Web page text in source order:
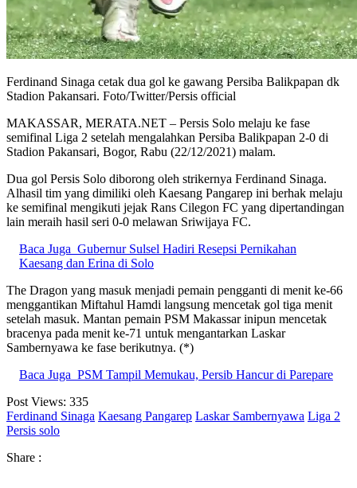
Ferdinand Sinaga cetak dua gol ke gawang Persiba Balikpapan dk
Stadion Pakansari. Foto/Twitter/Persis official
MAKASSAR, MERATA.NET – Persis Solo melaju ke fase
semifinal Liga 2 setelah mengalahkan Persiba Balikpapan 2-0 di
Stadion Pakansari, Bogor, Rabu (22/12/2021) malam.
Dua gol Persis Solo diborong oleh strikernya Ferdinand Sinaga.
Alhasil tim yang dimiliki oleh Kaesang Pangarep ini berhak melaju
ke semifinal mengikuti jejak Rans Cilegon FC yang dipertandingan
lain meraih hasil seri 0-0 melawan Sriwijaya FC.
Baca Juga Gubernur Sulsel Hadiri Resepsi Pernikahan
Kaesang dan Erina di Solo
The Dragon yang masuk menjadi pemain pengganti di menit ke-66
menggantikan Miftahul Hamdi langsung mencetak gol tiga menit
setelah masuk. Mantan pemain PSM Makassar inipun mencetak
bracenya pada menit ke-71 untuk mengantarkan Laskar
Sambernyawa ke fase berikutnya. (*)
Baca Juga PSM Tampil Memukau, Persib Hancur di Parepare
Post Views: 335
Ferdinand Sinaga Kaesang Pangarep Laskar Sambernyawa Liga 2
Persis solo
Share :